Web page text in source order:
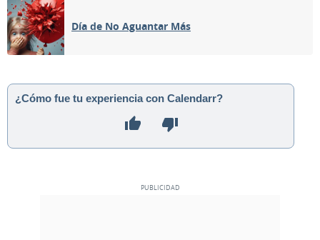
Día de No Aguantar Más
¿Cómo fue tu experiencia con Calendarr?